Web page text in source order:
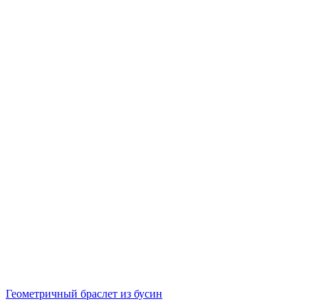
Геометричный браслет из бусин